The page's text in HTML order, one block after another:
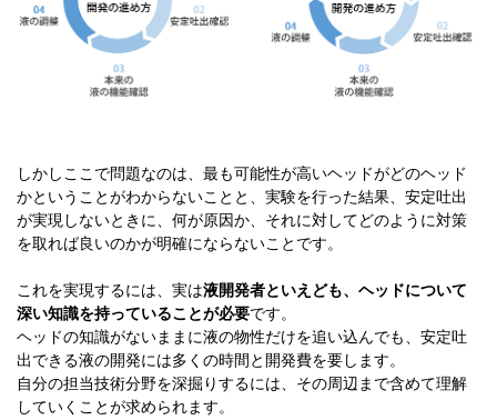
しかしここで問題なのは、最も可能性が高いヘッドがどのヘッド
かということがわからないことと、実験を行った結果、安定吐出
が実現しないときに、何が原因か、それに対してどのように対策
を取れば良いのかが明確にならないことです。
これを実現するには、実は液開発者といえども、ヘッドについて
深い知識を持っていることが必要です。
ヘッドの知識がないままに液の物性だけを追い込んでも、安定吐
出できる液の開発には多くの時間と開発費を要します。
自分の担当技術分野を深掘りするには、その周辺まで含めて理解
していくことが求められます。